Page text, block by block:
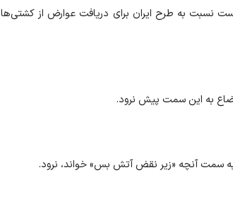
نسبت به طرح ایران برای دریافت عوارض از کشتی‌ها
به این سمت پیش نرود.
به سمت آنچه «زیر نقض آتش بس» خواند، نرود.